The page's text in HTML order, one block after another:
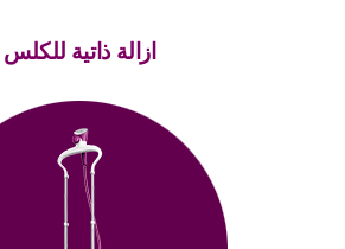
ازالة ذاتية للكلس